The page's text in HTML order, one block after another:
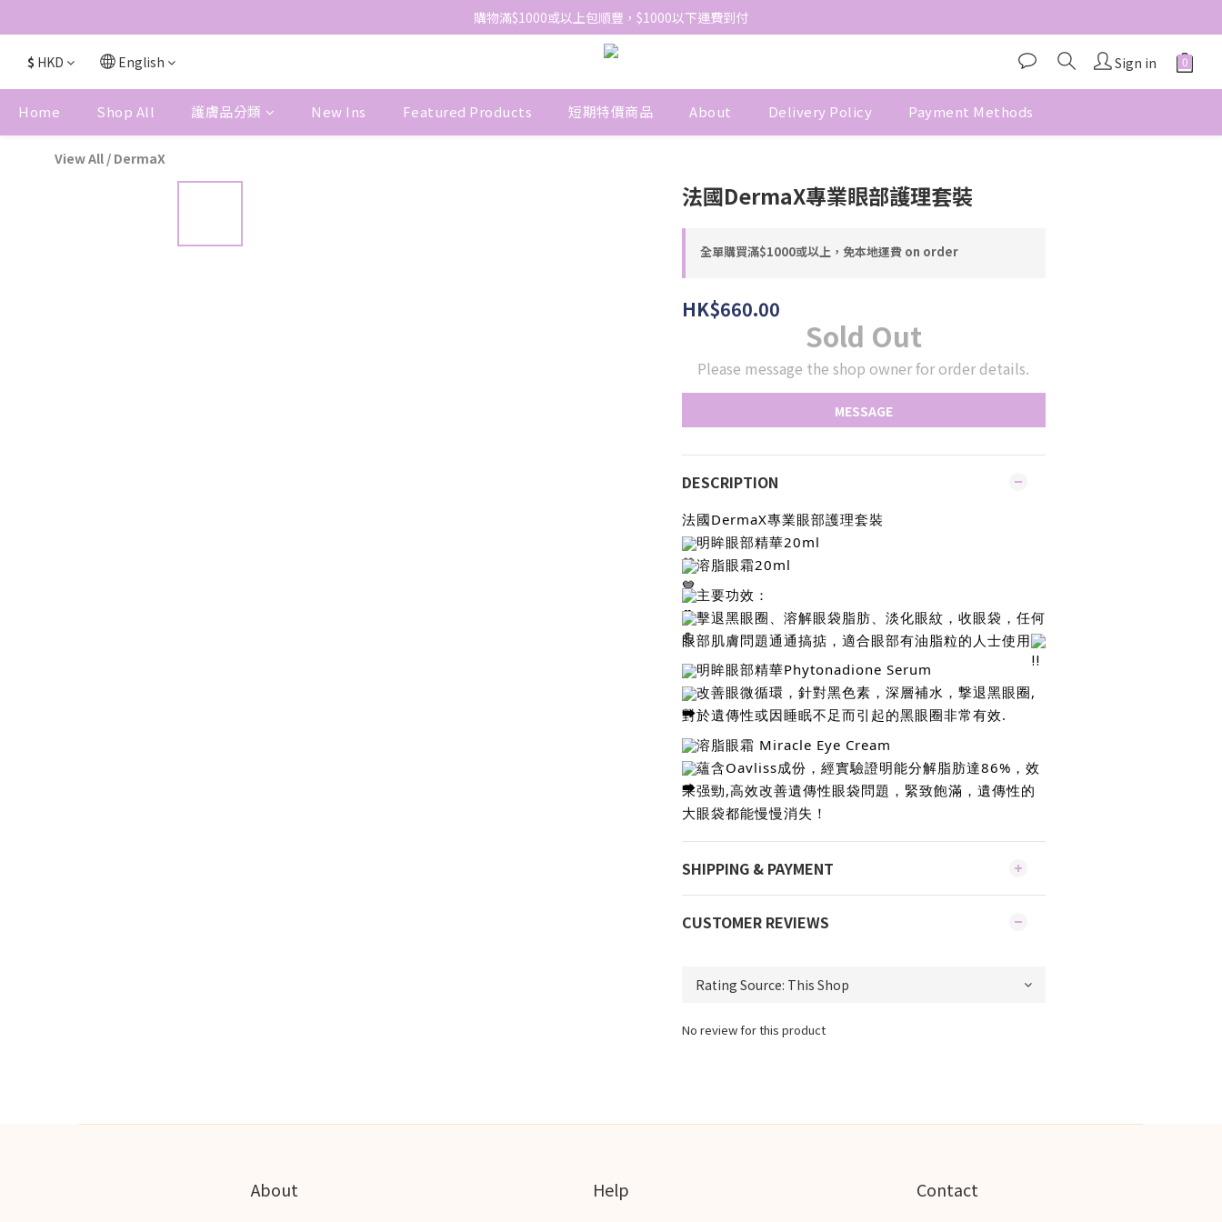
網站免費登記會員，會員優惠價於結帳時自動扣減
購物滿$1000或以上包順豐，$1000以下運費到付
網站免費登記會員，會員優惠價於結帳時自動扣減
$ HKD English Sign in
Home Shop All 護膚品分類 New Ins Featured Products 短期特價商品 About Delivery Policy Payment Methods
View All / DermaX
法國DermaX專業眼部護理套裝
全單購買滿$1000或以上，免本地運費 on order
HK$660.00
Sold Out
Please message the shop owner for order details.
MESSAGE
DESCRIPTION
法國DermaX專業眼部護理套裝
明眸眼部精華20ml
溶脂眼霜20ml
主要功效：
擊退黑眼圈、溶解眼袋脂肪、淡化眼紋，收眼袋，任何
眼部肌膚問題通通搞掂，適合眼部有油脂粒的人士使用
明眸眼部精華Phytonadione Serum
改善眼微循環，針對黑色素，深層補水，撃退黑眼圈,
對於遺傳性或因睡眠不足而引起的黑眼圈非常有效.
溶脂眼霜 Miracle Eye Cream
蘊含Oavliss成份，經實驗證明能分解脂肪達86%，效
果强勁,高效改善遺傳性眼袋問題，緊致飽滿，遺傳性的
大眼袋都能慢慢消失！
SHIPPING & PAYMENT
CUSTOMER REVIEWS
No review for this product
About Help Contact